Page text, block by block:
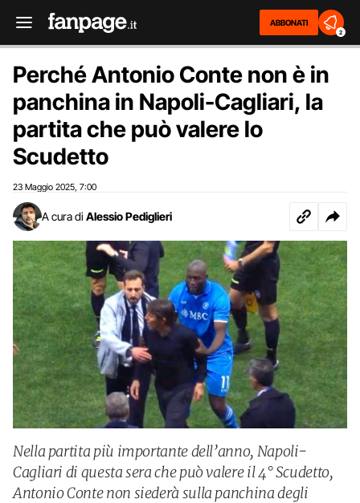
ABBONATI
2
Perché Antonio Conte non è in
panchina in Napoli-Cagliari, la
partita che può valere lo
Scudetto
23 Maggio 2025 7:00
A cura di Alessio Pediglieri
Nella partita più importante dell’anno, Napoli-
Cagliari di questa sera che può valere il 4° Scudetto,
Antonio Conte non siederà sulla panchina degli